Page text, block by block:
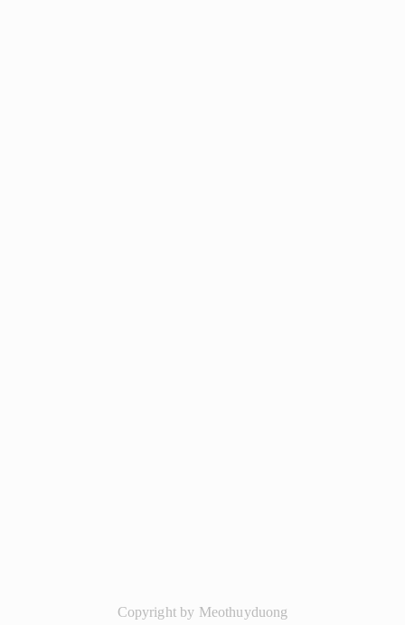
Copyright by Meothuyduong